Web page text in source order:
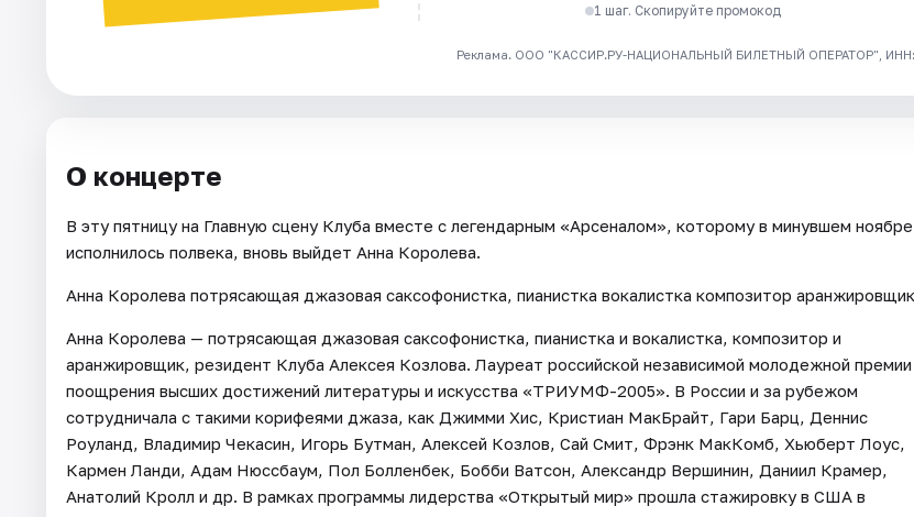
1 шаг. Скопируйте промокод
Реклама. ООО "КАССИР.РУ-НАЦИОНАЛЬНЫЙ БИЛЕТНЫЙ ОПЕРАТОР", ИНН:
О концерте
В эту пятницу на Главную сцену Клуба вместе с легендарным «Арсеналом», которому в минувшем ноябре
исполнилось полвека, вновь выйдет Анна Королева.
Анна Королева потрясающая джазовая саксофонистка, пианистка вокалистка композитор аранжировщик
Анна Королева — потрясающая джазовая саксофонистка, пианистка и вокалистка, композитор и
аранжировщик, резидент Клуба Алексея Козлова. Лауреат российской независимой молодежной премии
поощрения высших достижений литературы и искусства «ТРИУМФ-2005». В России и за рубежом
сотрудничала с такими корифеями джаза, как Джимми Хис, Кристиан МакБрайт, Гари Барц, Деннис
Роуланд, Владимир Чекасин, Игорь Бутман, Алексей Козлов, Сай Смит, Фрэнк МакКомб, Хьюберт Лоус,
Кармен Ланди, Адам Нюссбаум, Пол Болленбек, Бобби Ватсон, Александр Вершинин, Даниил Крамер,
Анатолий Кролл и др. В рамках программы лидерства «Открытый мир» прошла стажировку в США в